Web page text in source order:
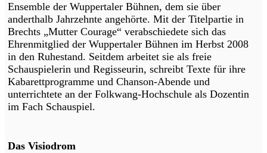
Ensemble der Wuppertaler Bühnen, dem sie über
anderthalb Jahrzehnte angehörte. Mit der Titelpartie in
Brechts „Mutter Courage“ verabschiedete sich das
Ehrenmitglied der Wuppertaler Bühnen im Herbst 2008
in den Ruhestand. Seitdem arbeitet sie als freie
Schauspielerin und Regisseurin, schreibt Texte für ihre
Kabarettprogramme und Chanson-Abende und
unterrichtete an der Folkwang-Hochschule als Dozentin
im Fach Schauspiel.
Das Visiodrom